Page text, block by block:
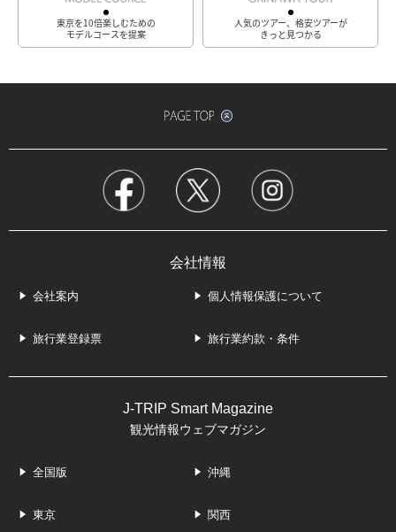
東京を10倍楽しむための
モデルコースを提案
人気のツアー、格安ツアーが
きっと見つかる
会社情報
会社案内 個人情報保護について
旅行業登録票 旅行業約款・条件
J-TRIP Smart Magazine
観光情報ウェブマガジン
全国版 沖縄
東京 関西